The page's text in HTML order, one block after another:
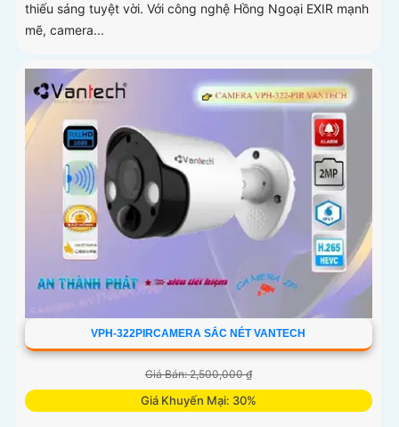
thiếu sáng tuyệt vời. Với công nghệ Hồng Ngoại EXIR mạnh
mẽ, camera...
VPH-322PIRCAMERA SẮC NÉT VANTECH
Giá Bán: 2,500,000 ₫
Giá Khuyến Mại: 30%